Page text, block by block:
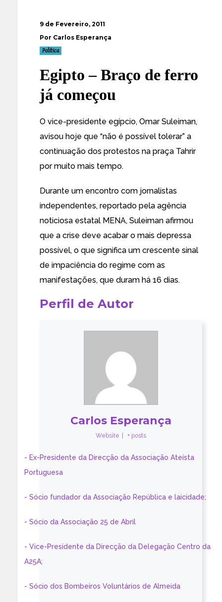
9 de Fevereiro, 2011
Por Carlos Esperança
Política
Egipto – Braço de ferro
já começou
O vice-presidente egípcio, Omar Suleiman,
avisou hoje que “não é possível tolerar” a
continuação dos protestos na praça Tahrir
por muito mais tempo.
Durante um encontro com jornalistas
independentes, reportado pela agência
noticiosa estatal MENA, Suleiman afirmou
que a crise deve acabar o mais depressa
possível, o que significa um crescente sinal
de impaciência do regime com as
manifestações, que duram há 16 dias.
Perfil de Autor
Carlos Esperança
Website + posts
- Ex-Presidente da Direcção da Associação Ateísta
Portuguesa
- Sócio fundador da Associação República e laicidade;
- Sócio da Associação 25 de Abril
- Vice-Presidente da Direcção da Delegação Centro da
A25A;
- Sócio dos Bombeiros Voluntários de Almeida